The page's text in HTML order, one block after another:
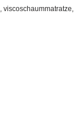
, viscoschaummatratze,